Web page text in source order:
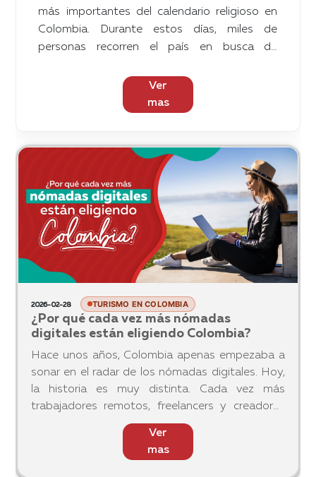
más importantes del calendario religioso en
Colombia. Durante estos días, miles de
personas recorren el país en busca de
centenarias y lugares que combinan historia,
arquitectura y fe. Desde catedrales
destinos únicos para quienes desean vivir esta
época con recogimiento y turismo cultural al
mismo tiempo.
Ver
mas
2026-02-28 TURISMO EN COLOMBIA
¿Por qué cada vez más nómadas
digitales están eligiendo Colombia?
Hace unos años, Colombia apenas empezaba a
sonar en el radar de los nómadas digitales. Hoy,
la historia es muy distinta. Cada vez más
trabajadores remotos, freelancers y creadores
de contenido están eligiendo este país como
Ver
mas